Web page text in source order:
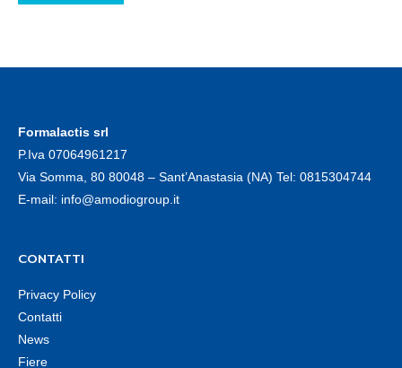
Formalactis srl
P.Iva 07064961217
Via Somma, 80 80048 – Sant’Anastasia (NA) Tel: 0815304744
E-mail: info@amodiogroup.it
CONTATTI
Privacy Policy
Contatti
News
Fiere